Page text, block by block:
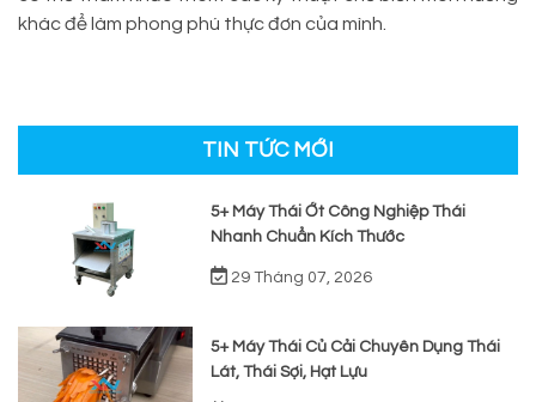
khác để làm phong phú thực đơn của mình.
TIN TỨC MỚI
5+ Máy Thái Ớt Công Nghiệp Thái
Nhanh Chuẩn Kích Thước
29 Tháng 07, 2026
5+ Máy Thái Củ Cải Chuyên Dụng Thái
Lát, Thái Sợi, Hạt Lựu